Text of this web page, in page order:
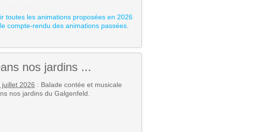
toutes les animations proposées en 2026
compte-rendu des animations passées.
nos jardins ...
juillet 2026 : Balade contée et musicale
nos jardins du Galgenfeld.